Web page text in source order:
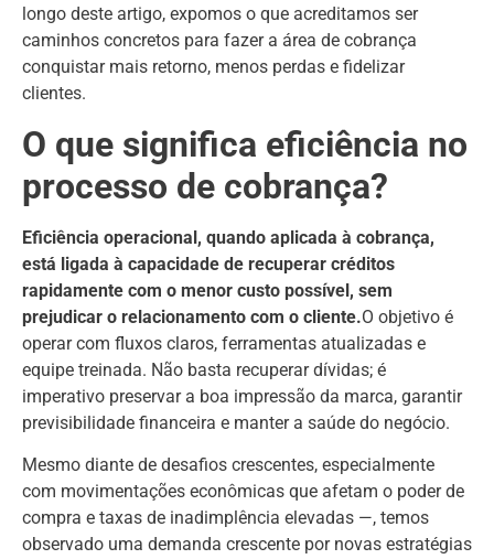
longo deste artigo, expomos o que acreditamos ser
caminhos concretos para fazer a área de cobrança
conquistar mais retorno, menos perdas e fidelizar
clientes.
O que significa eficiência no
processo de cobrança?
Eficiência operacional, quando aplicada à cobrança,
está ligada à capacidade de recuperar créditos
rapidamente com o menor custo possível, sem
prejudicar o relacionamento com o cliente.O objetivo é
operar com fluxos claros, ferramentas atualizadas e
equipe treinada. Não basta recuperar dívidas; é
imperativo preservar a boa impressão da marca, garantir
previsibilidade financeira e manter a saúde do negócio.
Mesmo diante de desafios crescentes, especialmente
com movimentações econômicas que afetam o poder de
compra e taxas de inadimplência elevadas —, temos
observado uma demanda crescente por novas estratégias